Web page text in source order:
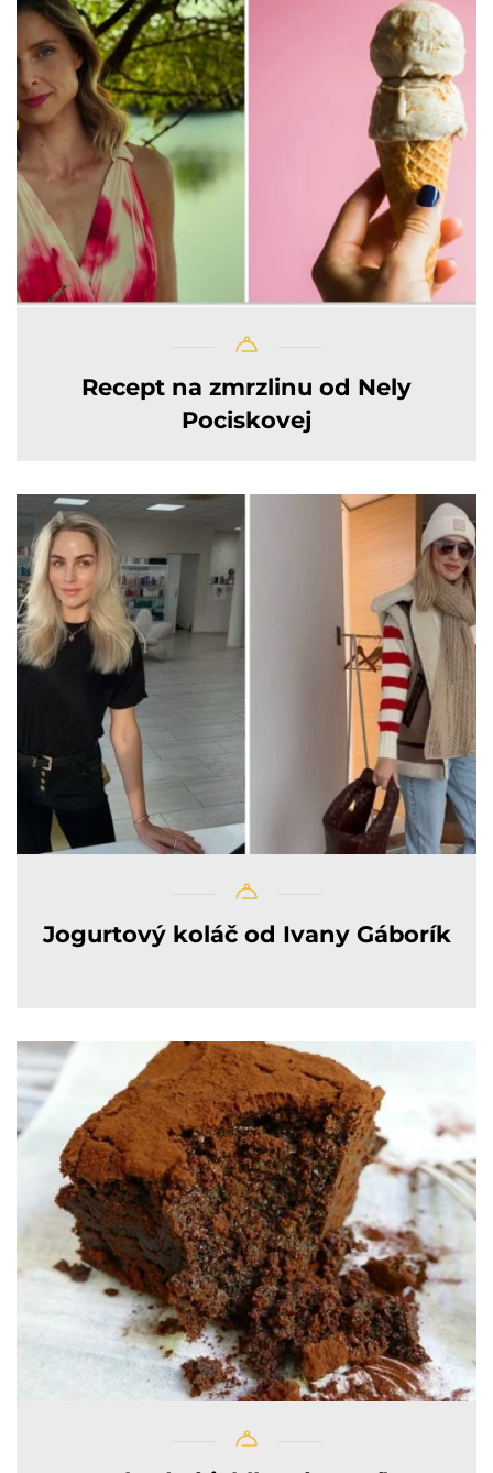
Recept na zmrzlinu od Nely
Pociskovej
Jogurtový koláč od Ivany Gáborík